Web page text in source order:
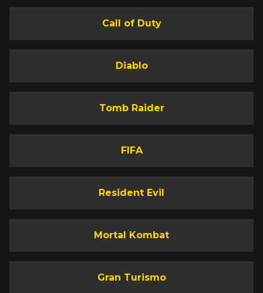
Call of Duty
Diablo
Tomb Raider
FIFA
Resident Evil
Mortal Kombat
Gran Turismo